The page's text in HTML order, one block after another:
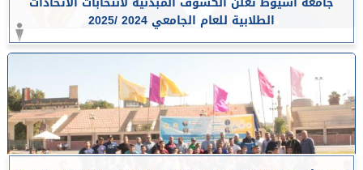
الطلابية للعام الجامعي 2024 /2025